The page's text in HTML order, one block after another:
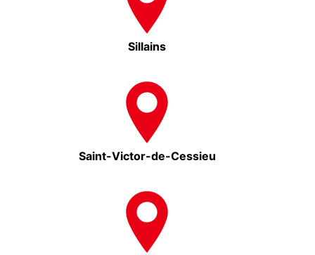
Sillains
Saint-Victor-de-Cessieu